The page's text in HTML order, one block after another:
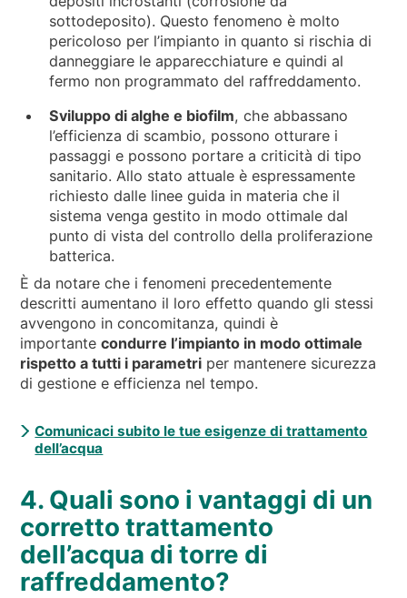
sottodeposito). Questo fenomeno è molto
pericoloso per l’impianto in quanto si rischia di
danneggiare le apparecchiature e quindi al
fermo non programmato del raffreddamento.
Sviluppo di alghe e biofilm, che abbassano
l’efficienza di scambio, possono otturare i
passaggi e possono portare a criticità di tipo
sanitario. Allo stato attuale è espressamente
richiesto dalle linee guida in materia che il
sistema venga gestito in modo ottimale dal
punto di vista del controllo della proliferazione
batterica.
È da notare che i fenomeni precedentemente
descritti aumentano il loro effetto quando gli stessi
avvengono in concomitanza, quindi è
importantecondurre l’impianto in modo ottimale
rispetto a tutti i parametri per mantenere sicurezza
di gestione e efficienza nel tempo.
Comunicaci subito le tue esigenze di trattamento
dell’acqua
4. Quali sono i vantaggi di un
corretto trattamento
dell’acqua di torre di
raffreddamento?